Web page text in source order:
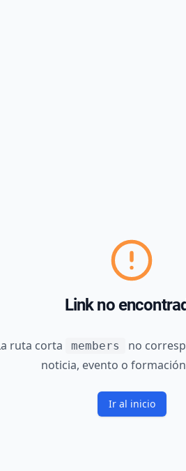
Link no
ruta corta members
no
noticia, evento o
Ir al inicio